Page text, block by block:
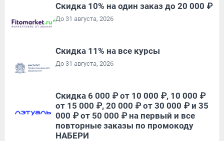
Скидка 10% на один заказ до 20 000 ₽
До 31 августа, 2026
Скидка 11% на все курсы
До 31 августа, 2026
Скидка 6 000 ₽ от 10 000 ₽, 10 000 ₽
от 15 000 ₽, 20 000 ₽ от 30 000 ₽ и 35
000 ₽ от 50 000 ₽ на первый и все
повторные заказы по промокоду
НАБЕРИ